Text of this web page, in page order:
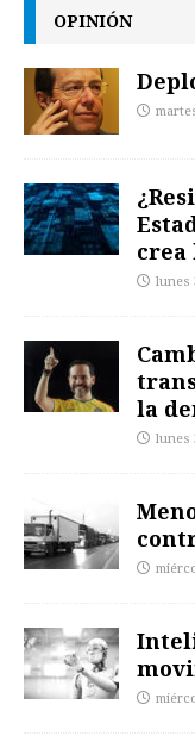
OPINIÓN
crea
lunes
la
lunes